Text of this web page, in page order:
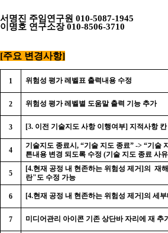
서명진 주임연구원 010-5087-1945
이명호 연구소장010-8506-3710
[주요 변경사항]
1 위험성 평가 레벨표 출력내용 수정
2 위험성 평가 레벨별 도움말 출력 기능 추가
3 [3. 이전 기술지도 사항 이행여부] 지적사항
4
기술지도 종료시 , “기술 지도 종료” -> “기술
튼내용 변경 되도록 수정 (기술 지도 종료 사
5
[4.현재 공정 내 현존하는 위험성 제거]의
재
란"도 수정 가능
6 [4.현재 공정 내 현존하는 위험성 제거]의 세
7 미디어관리 아이콘 기존 상단바 자리에 재 추